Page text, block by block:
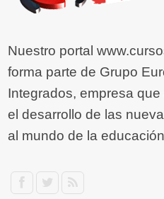
Nuestro portal
forma parte de Grupo
Integrados, empresa
el desarrollo de las
al mundo de la